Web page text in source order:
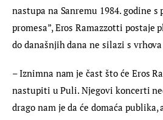
nastupa na Sanremu 1984. godine s
promesa”, Eros Ramazzotti postaje
do današnjih dana ne silazi s
– Iznimna nam je čast što će Eros
nastupiti u Puli. Njegovi koncerti
drago nam je da će domaća